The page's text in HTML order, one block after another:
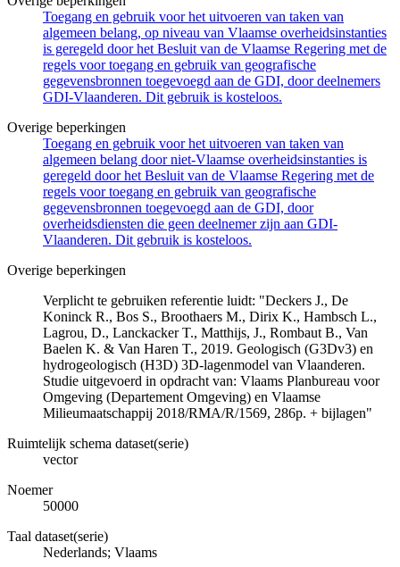
Toegang en gebruik voor het uitvoeren van taken van
algemeen belang, op niveau van Vlaamse overheidsinstanties
is geregeld door het Besluit van de Vlaamse Regering met de
regels voor toegang en gebruik van geografische
gegevensbronnen toegevoegd aan de GDI, door deelnemers
GDI-Vlaanderen. Dit gebruik is kosteloos.
Overige beperkingen
Toegang en gebruik voor het uitvoeren van taken van
algemeen belang door niet-Vlaamse overheidsinstanties is
geregeld door het Besluit van de Vlaamse Regering met de
regels voor toegang en gebruik van geografische
gegevensbronnen toegevoegd aan de GDI, door
overheidsdiensten die geen deelnemer zijn aan GDI-
Vlaanderen. Dit gebruik is kosteloos.
Overige beperkingen
Verplicht te gebruiken referentie luidt: "Deckers J., De
Koninck R., Bos S., Broothaers M., Dirix K., Hambsch L.,
Lagrou, D., Lanckacker T., Matthijs, J., Rombaut B., Van
Baelen K. & Van Haren T., 2019. Geologisch (G3Dv3) en
hydrogeologisch (H3D) 3D-lagenmodel van Vlaanderen.
Studie uitgevoerd in opdracht van: Vlaams Planbureau voor
Omgeving (Departement Omgeving) en Vlaamse
Milieumaatschappij 2018/RMA/R/1569, 286p. + bijlagen"
Ruimtelijk schema dataset(serie)
vector
Noemer
50000
Taal dataset(serie)
Nederlands; Vlaams